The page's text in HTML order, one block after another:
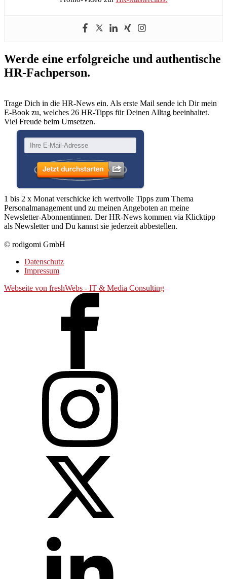
Werde eine erfolgreiche und authentische
HR-Fachperson.
Trage Dich in die HR-News ein. Als erste Mail sende ich Dir mein
E-Book zu, welches 26 HR-Tipps für Deinen Alltag beeinhaltet.
Viel Freude beim Umsetzen.
1 bis 2 x Monat verschicke ich wertvolle Tipps zum Thema
Personalmanagement und zu meinen Angeboten an meine
Newsletter-Abonnentinnen. Der HR-News kommen via Klicktipp
als Newsletter und Du kannst sie jederzeit abbestellen.
© rodigomi GmbH
Datenschutz
Impressum
Webseite von freshWebs - IT & Media Consulting